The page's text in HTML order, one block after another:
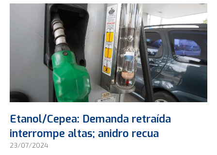
Etanol/Cepea: Demanda retraída
interrompe altas; anidro recua
23/07/2024